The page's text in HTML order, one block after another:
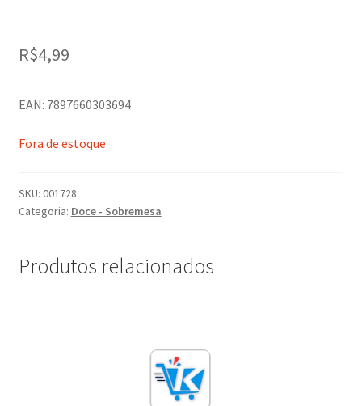
R$4,99
EAN: 7897660303694
Fora de estoque
SKU: 001728
Categoria: Doce - Sobremesa
Produtos relacionados